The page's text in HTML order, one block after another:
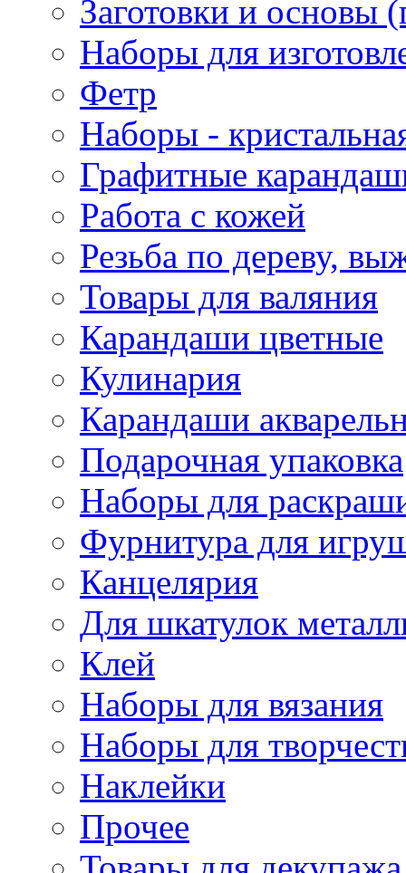
Заготовки и основы
Наборы для
Фетр
Наборы -
Графитные
Работа с кожей
Резьба по дереву,
Товары для валяния
Карандаши цветные
Кулинария
Карандаши
Подарочная упаковка
Наборы для
Фурнитура для
Канцелярия
Для шкатулок
Клей
Наборы для вязания
Наборы для
Наклейки
Прочее